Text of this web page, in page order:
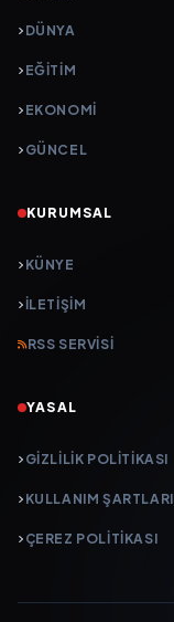
DÜNYA
EĞİTİM
EKONOMİ
GÜNCEL
KURUMSAL
KÜNYE
İLETIŞIM
RSS SERVISI
YASAL
GIZLILIK POLITIKASI
KULLANIM ŞARTLARI
ÇEREZ POLITIKASI